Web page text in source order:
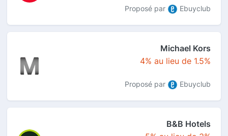
Proposé par Ebuyclub
Michael Kors
4% au lieu de 1.5%
Proposé par Ebuyclub
B&B Hotels